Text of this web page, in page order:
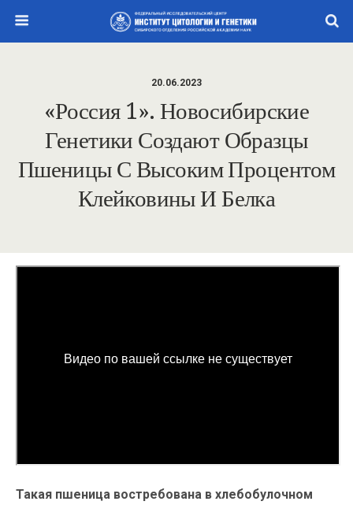
20.06.2023
«Россия 1». Новосибирские
Генетики Создают Образцы
Пшеницы С Высоким Процентом
Клейковины И Белка
Такая пшеница востребована в хлебобулочном